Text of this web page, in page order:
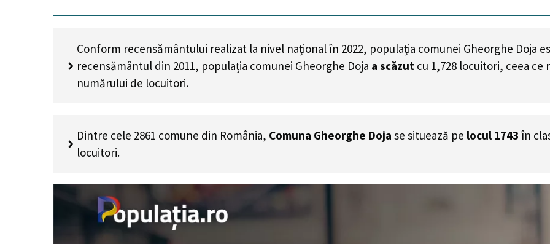
Conform recensământului realizat la nivel național în 2022, populația comunei Gheorghe Doja
recensământul din 2011, populația comunei Gheorghe Doja a scăzut cu 1,728 locuitori, ceea ce
numărului de locuitori.
Dintre cele 2861 comune din România, Comuna Gheorghe Doja se situează pe locul 1743 în
locuitori.